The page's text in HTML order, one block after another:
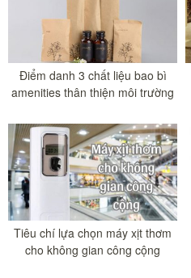
Điểm danh 3 chất liệu bao bì
amenities thân thiện môi trường
Tiêu chí lựa chọn máy xịt thơm
cho không gian công cộng